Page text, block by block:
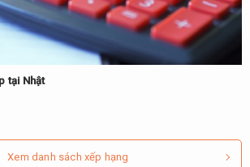
tại Nhật
Xem danh sách xếp hạng